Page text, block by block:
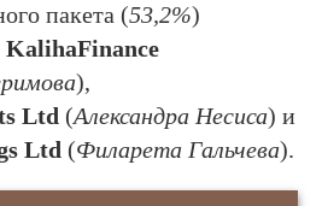
пакета (53,2%)
KalihaFinance
),
Ltd (Александра Несиса) и
Ltd (Филарета Гальчева).